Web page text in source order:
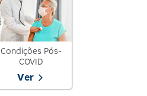
Condições Pós-
COVID
Ver